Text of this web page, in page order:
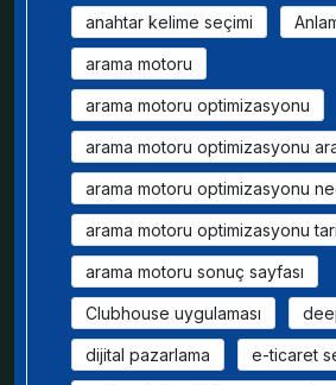
anahtar kelime seçimi
arama motoru
arama motoru optimizasyonu
arama motoru optimizasyonu
arama motoru optimizasyonu
arama motoru optimizasyonu
arama motoru sonuç sayfası
Clubhouse uygulaması
dijital pazarlama e-ticaret